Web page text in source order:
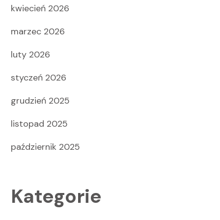
kwiecień 2026
marzec 2026
luty 2026
styczeń 2026
grudzień 2025
listopad 2025
październik 2025
Kategorie